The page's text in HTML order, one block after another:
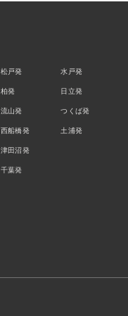
松戸発
柏発
流山発
西船橋発
津田沼発
千葉発
水戸発
日立発
つくば発
土浦発